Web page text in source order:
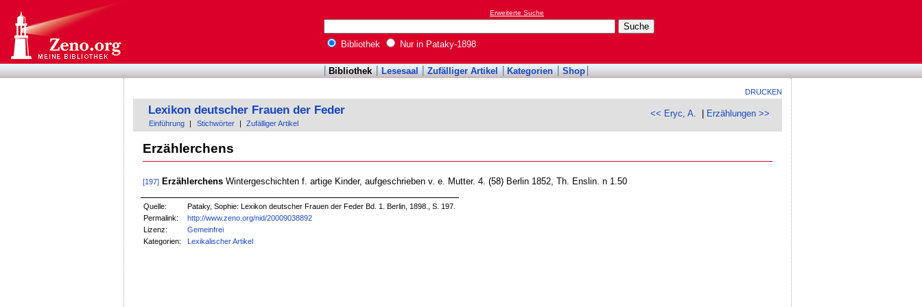
Erweiterte Suche
Bibliothek Nur in Pataky-1898
Bibliothek Lesesaal Zufälliger Artikel Kategorien Shop
DRUCKEN
<< Eryc, A. Erzählungen >>
Lexikon deutscher Frauen der Feder
Einführung Stichwörter Zufälliger Artikel
Erzählerchens
[197] ErzählerchensWintergeschichten f. artige Kinder, aufgeschrieben v. e. Mutter. 4. (58) Berlin 1852, Th. Enslin. n 1.50
Quelle:
Pataky, Sophie: Lexikon deutscher Frauen der Feder Bd. 1. Berlin, 1898., S. 197.
Permalink:
http://www.zeno.org/nid/20009038892
Lizenz:
Gemeinfrei
Kategorien:
Lexikalischer Artikel